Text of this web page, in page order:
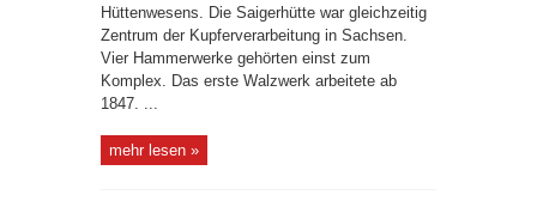
Hüttenwesens. Die Saigerhütte war gleichzeitig
Zentrum der Kupferverarbeitung in Sachsen.
Vier Hammerwerke gehörten einst zum
Komplex. Das erste Walzwerk arbeitete ab
1847. ...
mehr lesen »